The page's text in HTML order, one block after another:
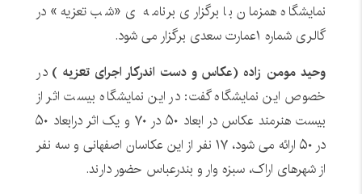
نمایشگاه همزمان با برگزاری برنامه ی «شب تعزیه» در
گالری شماره ۱عمارت سعدی برگزار می شود.
وحید مومن زاده (عکاس و دست اندرکار اجرای تعزیه ) در
خصوص این نمایشگاه گفت: در این نمایشگاه بیست اثر از
بیست هنرمند عکاس در ابعاد ۵۰ در ۷۰ و یک اثر درابعاد ۵۰
در ۵۰ ارائه می شود، ۱۷ نفر از این عکاسان اصفهانی و سه نفر
از شهرهای اراک، سبزه وار و بندرعباس حضور دارند.